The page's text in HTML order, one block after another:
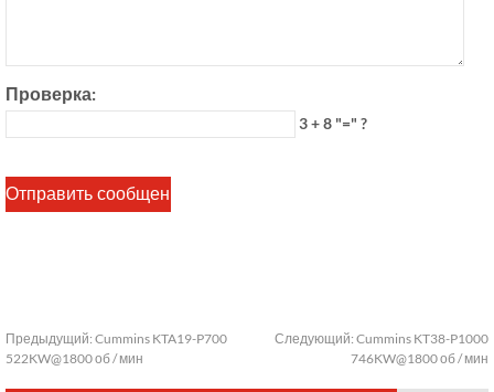
Проверка:
3 + 8 "=" ?
Предыдущий: Cummins KTA19-P700
522KW@1800 об / мин
Следующий: Cummins KT38-P1000
746KW@1800 об / мин